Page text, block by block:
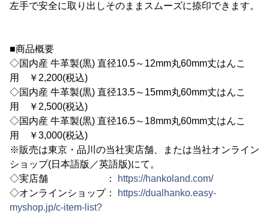
左手で安全に取り出しそのままスムーズに捺印できます。
■商品概要
◇国内産 牛革製(黒) 直径10.5～12mm丸60mm丈はんこ
用 ￥2,200(税込)
◇国内産 牛革製(黒) 直径13.5～15mm丸60mm丈はんこ
用 ￥2,500(税込)
◇国内産 牛革製(黒) 直径16.5～18mm丸60mm丈はんこ
用 ￥3,000(税込)
※販売は東京・品川の当社実店舗、または当社オンライン
ショップ(日本語版／英語版)にて。
◇実店舗 ：
https://hankoland.com/
◇オンラインショップ：
https://dualhanko.easy-
myshop.jp/c-item-list?